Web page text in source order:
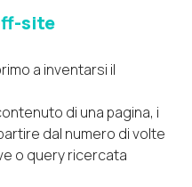
site
a inventarsi il
di una pagina, i
dal numero di volte
o query ricercata